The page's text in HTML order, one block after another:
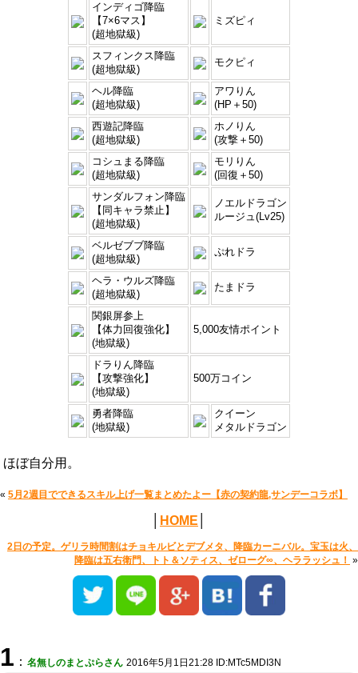
インディゴ降臨
【7×6マス】
(超地獄級)
ミズピィ
スフィンクス降臨
(超地獄級)
モクピィ
ヘル降臨
(超地獄級)
アワりん
(HP＋50)
西遊記降臨
(超地獄級)
ホノりん
(攻撃＋50)
コシュまる降臨
(超地獄級)
モリりん
(回復＋50)
サンダルフォン降臨
【同キャラ禁止】
(超地獄級)
ノエルドラゴン
ルージュ(Lv25)
ベルゼブブ降臨
(超地獄級)
ぷれドラ
ヘラ・ウルズ降臨
(超地獄級)
たまドラ
関銀屏参上
【体力回復強化】
(地獄級)
5,000友情ポイント
ドラりん降臨
【攻撃強化】
(地獄級)
500万コイン
勇者降臨
(地獄級)
クイーン
メタルドラゴン
ほぼ自分用。
« 5月2週目でできるスキル上げ一覧まとめたよー【赤の契約龍,サンデーコラボ】
HOME
2日の予定。ゲリラ時間割はチョキルビとデブメタ、降臨カーニバル。宝玉は火、
降臨は五右衛門、トト＆ソティス、ゼローグ∞、ヘララッシュ！ »
1 ： 名無しのまとぷらさん 2016年5月1日21:28 ID:MTc5MDI3N